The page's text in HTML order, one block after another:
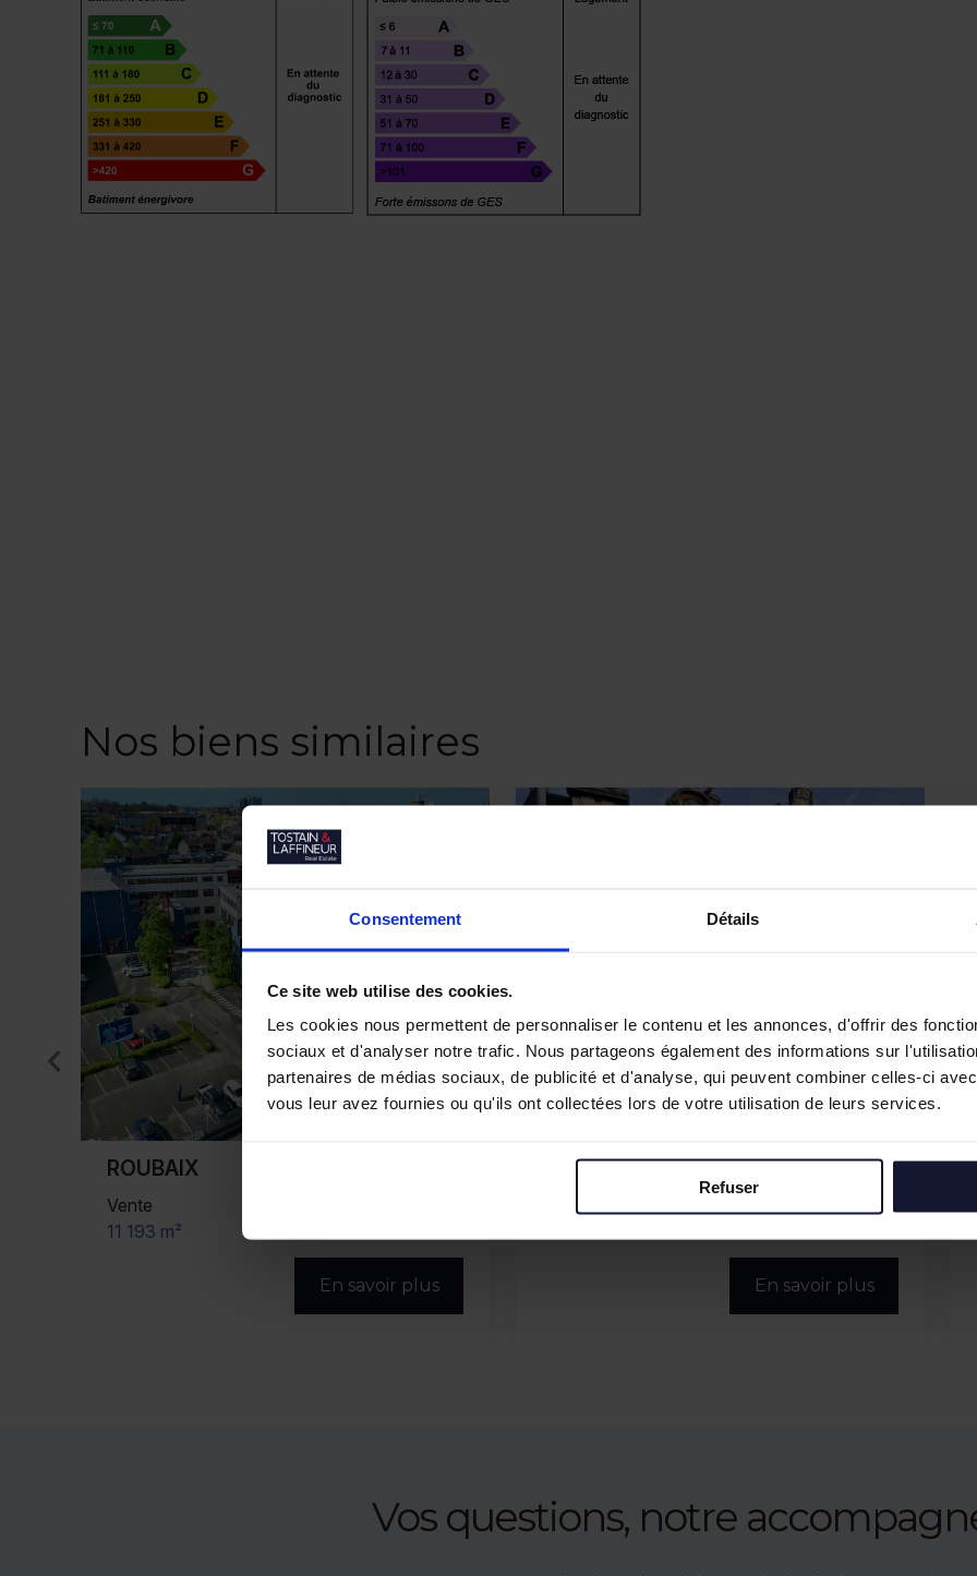
Consentement Détails
Ce site web utilise des cookies.
Les cookies nous permettent de personnaliser le contenu et les annonces, d'offrir des
sociaux et d'analyser notre trafic. Nous partageons également des informations sur
partenaires de médias sociaux, de publicité et d'analyse, qui peuvent combiner celles-ci
vous leur avez fournies ou qu'ils ont collectées lors de votre utilisation de leurs services.
Refuser
Nos biens similaires
ROUBAIX
Vente
482 m²
En savoir plus
ROUBAIX
Vente/Location
En savoir plus
Vos questions, notre